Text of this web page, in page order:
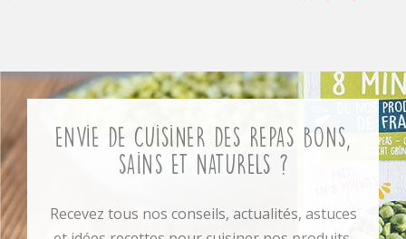
Envie de cuisiner des repas bons,
sains et naturels ?
Recevez tous nos conseils, actualités, astuces